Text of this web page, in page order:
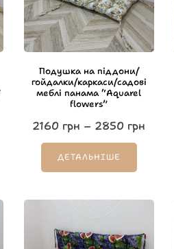
Подушка на піддони/
гойдалки/каркаси/садові
меблі панама “Aquarel
flowers”
2160 грн – 2850 грн
ДЕТАЛЬНІШЕ